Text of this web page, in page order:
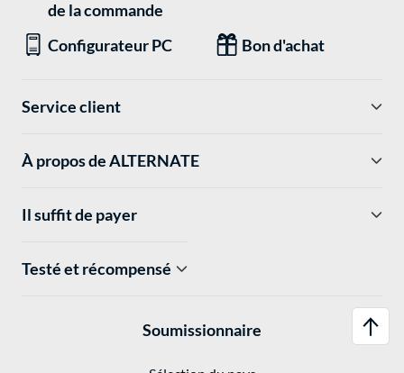
de la commande
Configurateur PC Bon d'achat
Service client
À propos de ALTERNATE
Il suffit de payer
Testé et récompensé
Soumissionnaire